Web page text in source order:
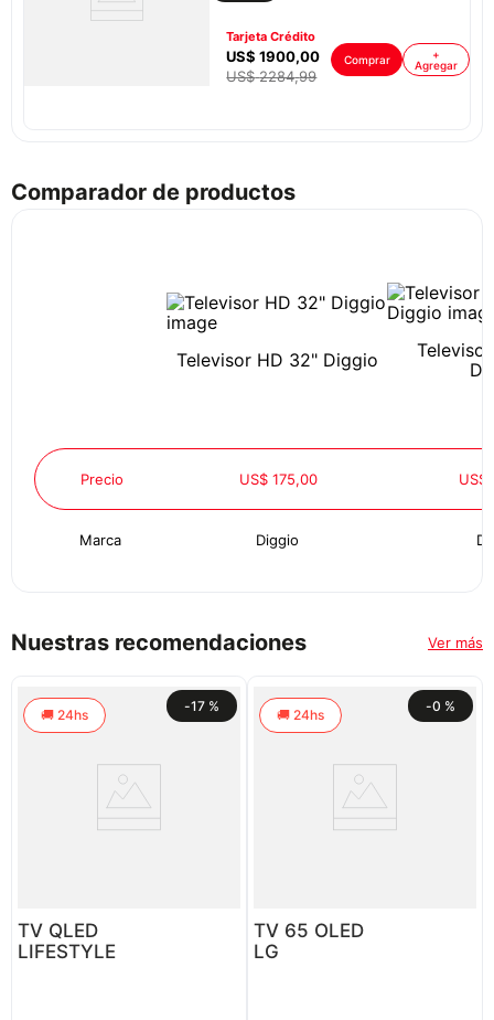
Tarjeta Crédito
US$ 1900,00
US$ 2284,99
Comprar
+
Agregar
Comparador de productos
Televisor HD 32" Diggio
Precio US$ 175,00 US$
Marca Diggio
Nuestras recomendaciones Ver más
-17 %
24hs
TV QLED
LIFESTYLE
-0 %
24hs
TV 65 OLED
LG